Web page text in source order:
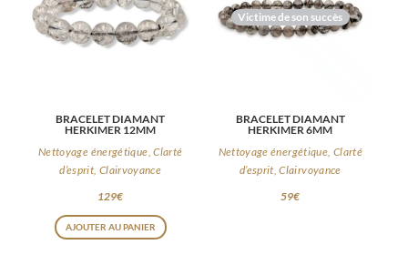
BRACELET DIAMANT
HERKIMER 12MM
Nettoyage énergétique, Clarté
d’esprit, Clairvoyance
129€
AJOUTER AU PANIER
Victime de son succès
BRACELET DIAMANT
HERKIMER 6MM
Nettoyage énergétique, Clarté
d’esprit, Clairvoyance
59€